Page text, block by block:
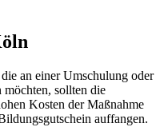
an einer Umschulung oder
sollten die
Kosten der Maßnahme
auffangen.